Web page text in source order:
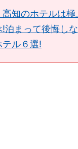
高知のホテルは極
!泊まって後悔し
テル６選!